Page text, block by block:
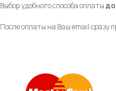
Выбор удобного способа оплаты
После оплаты на Ваш email сразу